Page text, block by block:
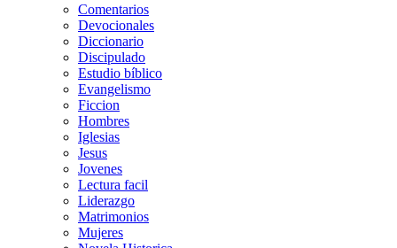
Comentarios
Devocionales
Diccionario
Discipulado
Estudio bíblico
Evangelismo
Ficcion
Hombres
Iglesias
Jesus
Jovenes
Lectura facil
Liderazgo
Matrimonios
Mujeres